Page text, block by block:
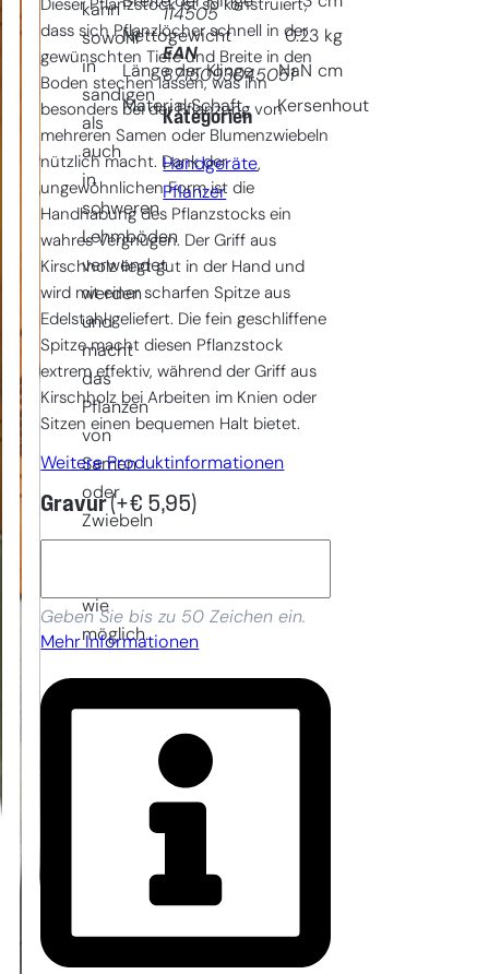
Dieser Pflanzstock ist so konstruiert,
dass sich Pflanzlöcher schnell in der
gewünschten Tiefe und Breite in den
Boden stechen lassen, was ihn
besonders bei der Pflanzung von
mehreren Samen oder Blumenzwiebeln
nützlich macht. Dank der
ungewöhnlichen Form ist die
Handhabung des Pflanzstocks ein
wahres Vergnügen. Der Griff aus
Kirschholz liegt gut in der Hand und
wird mit einer scharfen Spitze aus
Edelstahl geliefert. Die fein geschliffene
Spitze macht diesen Pflanzstock
extrem effektiv, während der Griff aus
Kirschholz bei Arbeiten im Knien oder
Sitzen einen bequemen Halt bietet.
Weitere Produktinformationen
Gravur(+€ 5,95)
Geben Sie bis zu 50 Zeichen ein.
Mehr Informationen
kann
sowohl
in
sandigen
als
auch
in
schweren
Lehmböden
verwendet
werden
und
macht
das
Pflanzen
von
Samen
oder
Zwiebeln
wie
möglich.
Nettogewicht 0.23 kg
Länge der Klinge NaN cm
Material Schaft Kersenhout
114505
EAN
8715093045051
Kategorien
Handgeräte
Pflanzer